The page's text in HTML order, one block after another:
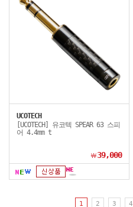
UCOTECH
[UCOTECH] 유코텍 SPEAR 63 스피
어 4.4mm t
￦39,000
1 2 3 4